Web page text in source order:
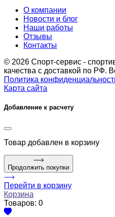
О компании
Новости и блог
Наши работы
Отзывы
Контакты
© 2026 Спорт-сервис -
качества с доставкой по РФ.
Политика
Карта сайта
Добавление к расчету
Товар добавлен в корзину
Продолжить покупки
Перейти в корзину
Корзина
Товаров: 0